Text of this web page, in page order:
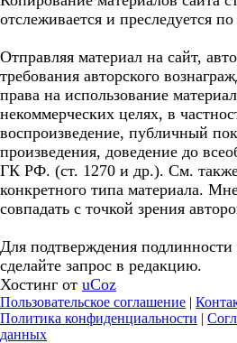
отслеживается и преследуется по
Отправляя материал на сайт,
требования авторского
права на использование
некоммерческих целях, в
воспроизведение, публичный
произведения, доведение до
ГК РФ. (ст. 1270 и др.). См.
конкретного типа материала.
совпадать с точкой зрения
Для подтверждения
сделайте запрос в редакцию.
Хостинг от uCoz
Пользовательское соглашение |
Политика конфиденциальности |
данных